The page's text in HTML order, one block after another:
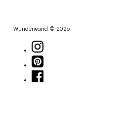
Wunderwand © 2026